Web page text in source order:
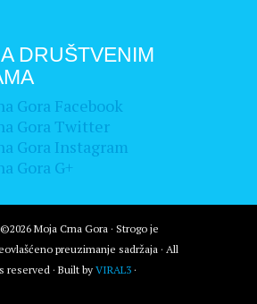
DRUŠTVENIM
Gora Facebook
Gora Twitter
Gora Instagram
Gora G+
Moja Crna Gora · Strogo je
preuzimanje sadržaja · All
reserved · Built byVIRAL3 ·